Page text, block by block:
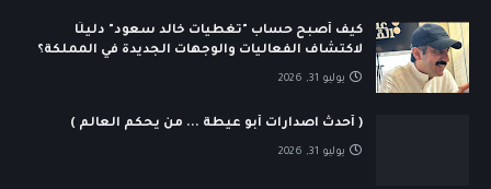
كيف أصبح حساب "تغطيات خالد سعود" دليلًا
لاكتشاف الفعاليات والوجهات الجديدة في المملكة؟
يوليو 31, 2026
( أحدث اصدارات أبو عيطة ... من يحكم العالم )
يوليو 31, 2026